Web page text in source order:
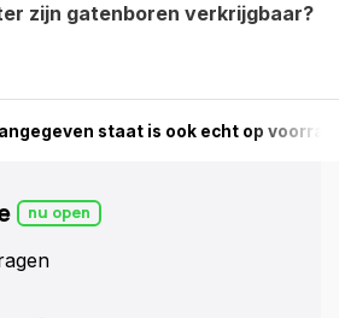
zijn gatenboren verkrijgbaar?
staat is ook echt op
nu open